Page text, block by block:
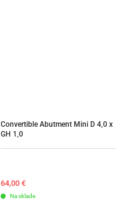
Convertible Abutment Mini D 4,0 x
GH 1,0
64,00 €
Na sklade